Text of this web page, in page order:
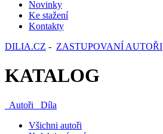
Novinky
Ke stažení
Kontakty
DILIA.CZ - ZASTUPOVANÍ AUTOŘI
KATALOG
Autoři
Díla
Všichni autoři